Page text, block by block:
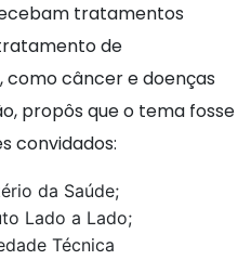
tratamentos
de
câncer e doenças
propôs que o tema fosse
convidados:
da Saúde;
Lado a Lado;
Técnica